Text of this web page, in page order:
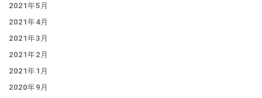
2021年5月
2021年4月
2021年3月
2021年2月
2021年1月
2020年9月